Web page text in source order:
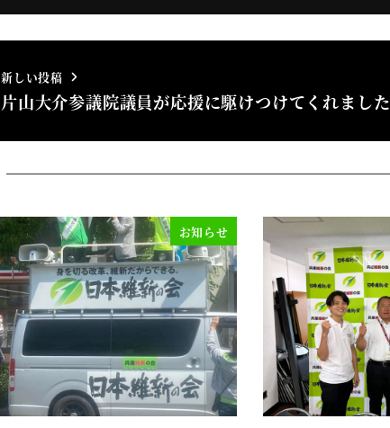
新しい投稿
片山大介参議院議員が応援に駆けつけてくれました
お知らせ